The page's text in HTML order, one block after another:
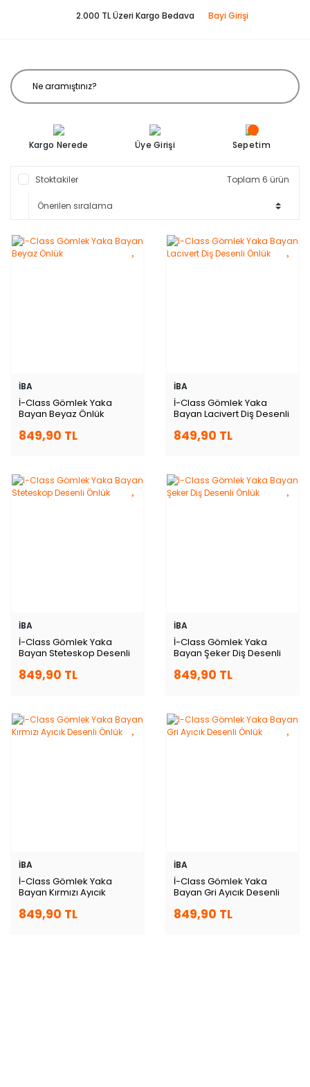
2.000 TL Üzeri Kargo Bedava Bayi Girişi
Kargo Nerede Üye Girişi Sepetim
Stoktakiler Toplam 6 ürün
İBA
İ-Class Gömlek Yaka
Bayan Beyaz Önlük
849,90 TL
İBA
İ-Class Gömlek Yaka
Bayan Lacivert Diş Desenli
849,90 TL
İBA
İ-Class Gömlek Yaka
Bayan Steteskop Desenli
849,90 TL
İBA
İ-Class Gömlek Yaka
Bayan Şeker Diş Desenli
849,90 TL
İBA
İ-Class Gömlek Yaka
Bayan Kırmızı Ayıcık
849,90 TL
İBA
İ-Class Gömlek Yaka
Bayan Gri Ayıcık Desenli
849,90 TL